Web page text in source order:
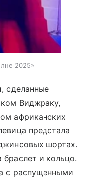
2025»
сделанные
Виджраку,
африканских
предстала
шортах.
браслет и кольцо.
с распущенными